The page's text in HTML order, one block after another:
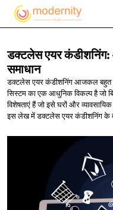
डक्टलेस एयर
समाधान
डक्टलेस एयर कंडीशनिंग आजकल बहुत
सिस्टम का एक आधुनिक विकल्प है जो
विशेषताएं हैं जो इसे घरों और
इस लेख में डक्टलेस एयर कंडीशनिंग के